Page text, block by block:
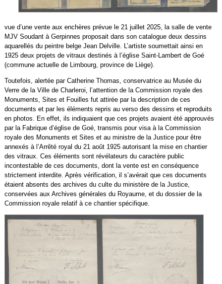
vue d’une vente aux enchères prévue le 21 juillet 2025, la salle de vente
MJV Soudant à Gerpinnes proposait dans son catalogue deux dessins
aquarellés du peintre belge Jean Delville. L’artiste soumettait ainsi en
1925 deux projets de vitraux destinés à l’église Saint-Lambert de Goé
(commune actuelle de Limbourg, province de Liège).
Toutefois, alertée par Catherine Thomas, conservatrice au Musée du
Verre de la Ville de Charleroi, l’attention de la Commission royale des
Monuments, Sites et Fouilles fut attirée par la description de ces
documents et par les éléments repris au verso des dessins et reproduits
en photos. En effet, ils indiquaient que ces projets avaient été approuvés
par la Fabrique d’église de Goé, transmis pour visa à la Commission
royale des Monuments et Sites et au ministre de la Justice pour être
annexés à l’Arrêté royal du 21 août 1925 autorisant la mise en chantier
des vitraux. Ces éléments sont révélateurs du caractère public
incontestable de ces documents, dont la vente est en conséquence
strictement interdite. Après vérification, il s’avérait que ces documents
étaient absents des archives du culte du ministère de la Justice,
conservées aux Archives générales du Royaume, et du dossier de la
Commission royale relatif à ce chantier spécifique.